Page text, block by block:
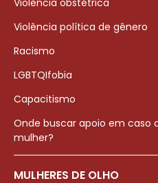
Violência obstétrica
Violência política de gênero
Racismo
LGBTQIfobia
Capacitismo
Onde buscar apoio em caso
mulher?
MULHERES DE OLHO